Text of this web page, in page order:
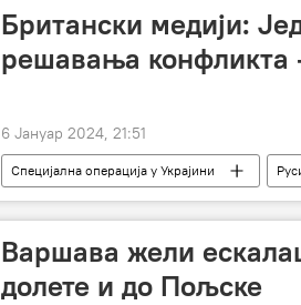
Британски медији:
решавања конфликта
6 Јануар 2024, 21:51
Специјална операција у Украјини
Русија
Специјална војна операција у
Варшава жели
долете и до Пољске